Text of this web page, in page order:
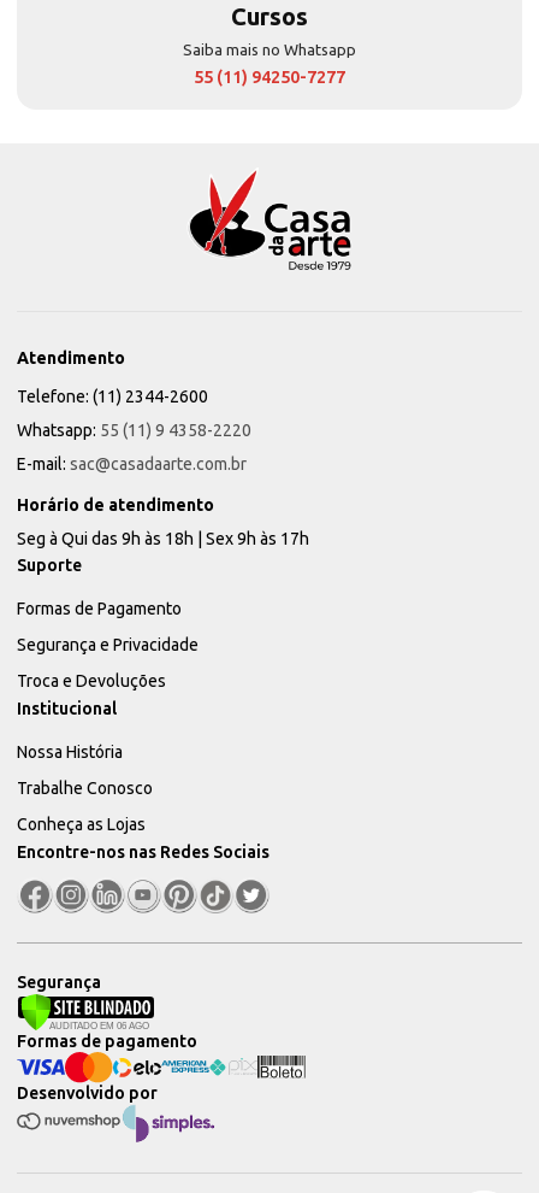
Cursos
Saiba mais no Whatsapp
55 (11) 94250-7277
Atendimento
Telefone: (11) 2344-2600
Whatsapp: 55 (11) 9 4358-2220
E-mail: sac@casadaarte.com.br
Horário de atendimento
Seg à Qui das 9h às 18h | Sex 9h às 17h
Suporte
Formas de Pagamento
Segurança e Privacidade
Troca e Devoluções
Institucional
Nossa História
Trabalhe Conosco
Conheça as Lojas
Encontre-nos nas Redes Sociais
Segurança
Desenvolvido por
Formas de pagamento